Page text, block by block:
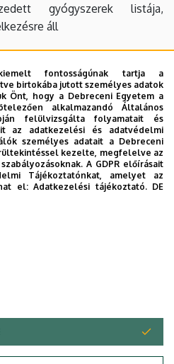
fontosságúnak tartja a
birtokába jutott személyes adatok
Önt, hogy a Debreceni Egyetem a
alkalmazandó Általános
felülvizsgálta folyamatait és
az adatkezelési és adatvédelmi
személyes adatait a Debreceni
kezelte, megfelelve az
A GDPR előírásait
Tájékoztatónkat, amelyet az
el:Adatkezelési tájékoztató. DE
gyógyszerek listája,
áll
14:34